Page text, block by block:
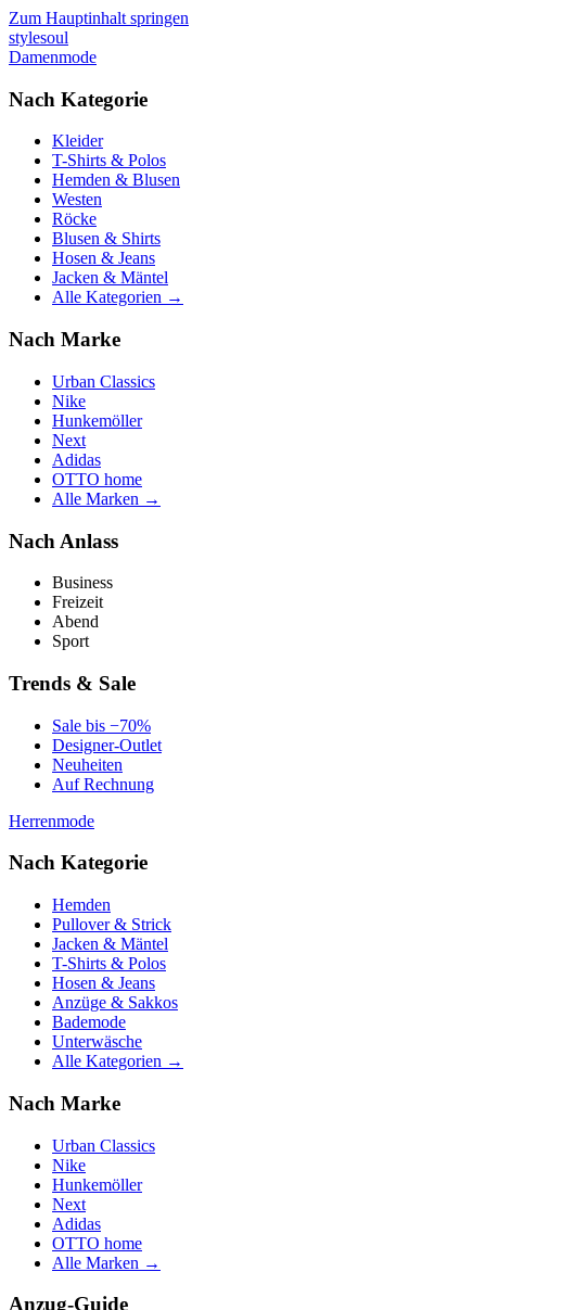
Zum Hauptinhalt springen
stylesoul
Damenmode
Nach Kategorie
Kleider
T-Shirts & Polos
Hemden & Blusen
Westen
Röcke
Blusen & Shirts
Hosen & Jeans
Jacken & Mäntel
Alle Kategorien →
Nach Marke
Urban Classics
Nike
Hunkemöller
Next
Adidas
OTTO home
Alle Marken →
Nach Anlass
Business
Freizeit
Abend
Sport
Trends & Sale
Sale bis −70%
Designer-Outlet
Neuheiten
Auf Rechnung
Herrenmode
Nach Kategorie
Hemden
Pullover & Strick
Jacken & Mäntel
T-Shirts & Polos
Hosen & Jeans
Anzüge & Sakkos
Bademode
Unterwäsche
Alle Kategorien →
Nach Marke
Urban Classics
Nike
Hunkemöller
Next
Adidas
OTTO home
Alle Marken →
Anzug-Guide